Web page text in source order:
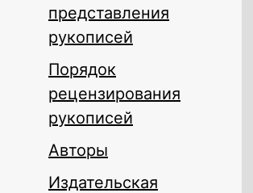
представления
рукописей
Порядок
рецензирования
рукописей
Авторы
Издательская